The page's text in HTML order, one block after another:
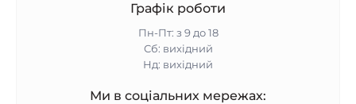
Графік роботи
Пн-Пт: з 9 до 18
Сб: вихідний
Нд: вихідний
Ми в соціальних мережах: